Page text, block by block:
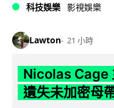
科技娛樂 影視娛樂
Lawton 21 小時
Nicolas Cage
遺失未加密母